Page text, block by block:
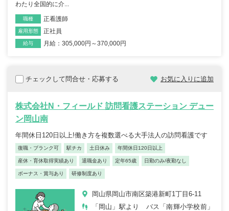
わたり全国的に介...
職種 正看護師
雇用形態 正社員
給与 月給：305,000円～370,000円
チェックして問合せ・応募する お気に入りに追加
株式会社N・フィールド 訪問看護ステーション デュー
ン岡山南
年間休日120日以上!働き方を複数選べる大手法人の訪問看護です
復職・ブランク可 駅チカ 土日休み 年間休日120日以上
産休・育休取得実績あり 退職金あり 定年65歳 日勤のみ/夜勤なし
ボーナス・賞与あり 研修制度あり
岡山県岡山市南区築港新町1丁目6-11
「岡山」駅より バス「南輝小学校前」